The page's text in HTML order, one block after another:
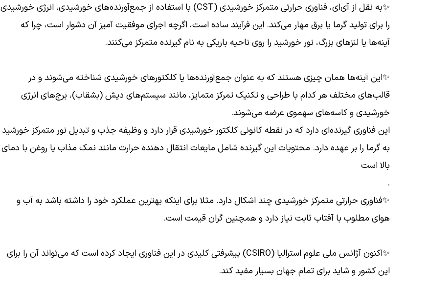
✨به نقل از آی‌ای، فناوری حرارتی متمرکز خورشیدی (CST) با استفاده از جمع‌آورنده‌های خورشیدی، انرژی خورشیدی
را برای تولید گرما یا برق مهار می‌کند. این فرآیند ساده است، اگرچه اجرای موفقیت آمیز آن دشوار است، چرا که
آینه‌ها یا لنز‌های بزرگ، نور خورشید را روی ناحیه باریکی به نام گیرنده متمرکز می‌کنند.
✨این آینه‌ها همان چیزی هستند که به عنوان جمع‌آورنده‌ها یا کلکتور‌های خورشیدی شناخته می‌شوند و در
قالب‌های مختلف هر کدام با طراحی و تکنیک تمرکز متمایز، مانند سیستم‌های دیش (بشقاب)، برج‌های انرژی
خورشیدی و کاسه‌های سهموی عرضه می‌شوند.
این فناوری گیرنده‌ای دارد که در نقطه کانونی کلکتور خورشیدی قرار دارد و وظیفه جذب و تبدیل نور متمرکز خورشید
به گرما را بر عهده دارد. محتویات این گیرنده شامل مایعات انتقال دهنده حرارت مانند نمک مذاب یا روغن با دمای
بالا است
.
✨فناوری حرارتی متمرکز خورشیدی چند اشکال دارد. مثلا برای اینکه بهترین عملکرد خود را داشته باشد به آب و
هوای مطلوب با آفتاب ثابت نیاز دارد و همچنین گران قیمت است.
✨اکنون آژانس ملی علوم استرالیا (CSIRO) پیشرفتی کلیدی در این فناوری ایجاد کرده است که می‌تواند آن را برای
این کشور و شاید برای تمام جهان بسیار مفید کند.